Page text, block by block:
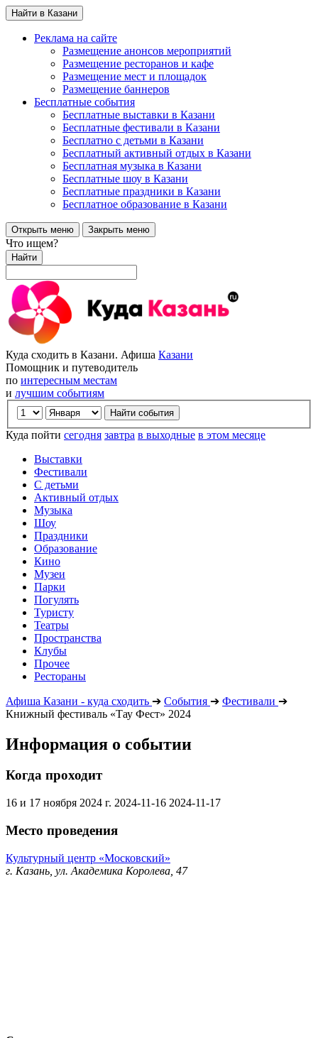
Найти в Казани
Реклама на сайте
Размещение анонсов мероприятий
Размещение ресторанов и кафе
Размещение мест и площадок
Размещение баннеров
Бесплатные события
Бесплатные выставки в Казани
Бесплатные фестивали в Казани
Бесплатно с детьми в Казани
Бесплатный активный отдых в Казани
Бесплатная музыка в Казани
Бесплатные шоу в Казани
Бесплатные праздники в Казани
Бесплатное образование в Казани
Открыть меню Закрыть меню
Что ищем?
Найти
Куда сходить в Казани. Афиша Казани
Помощник и путеводитель
по интересным местам
и лучшим событиям
Куда пойти сегодня завтра в выходные в этом месяце
Выставки
Фестивали
С детьми
Активный отдых
Музыка
Шоу
Праздники
Образование
Кино
Музеи
Парки
Погулять
Туристу
Театры
Пространства
Клубы
Прочее
Рестораны
Афиша Казани - куда сходить ➔ События ➔ Фестивали ➔
Книжный фестиваль «Тау Фест» 2024
Информация о событии
Когда проходит
16 и 17 ноября 2024 г. 2024-11-16 2024-11-17
Место проведения
Культурный центр «Московский»
г. Казань, ул. Академика Королева, 47